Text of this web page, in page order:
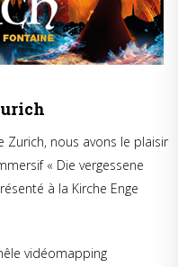
Zurich, nous avons le plaisir
« Die vergessene
à la Kirche Enge
vidéomapping